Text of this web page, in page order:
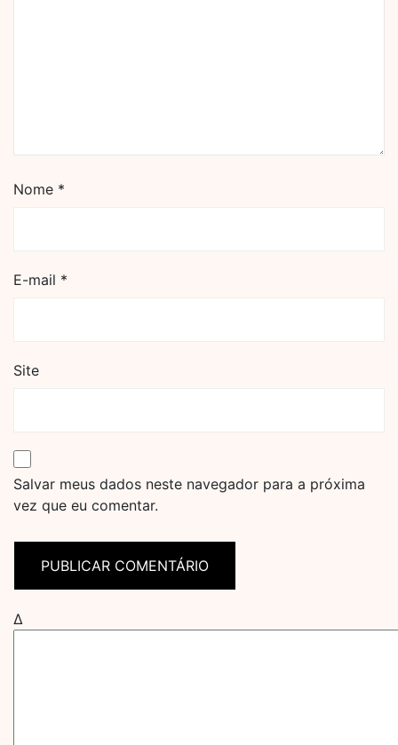
Nome *
E-mail *
Site
Salvar meus dados neste navegador para a próxima
vez que eu comentar.
Δ